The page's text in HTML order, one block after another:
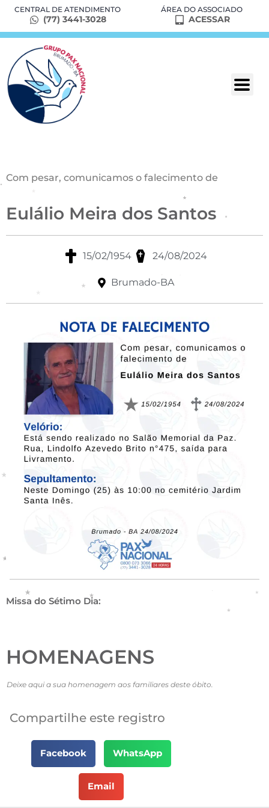
CENTRAL DE ATENDIMENTO
(77) 3441-3028
ÁREA DO ASSOCIADO
ACESSAR
Com pesar, comunicamos o falecimento de
Eulálio Meira dos Santos
15/02/1954 24/08/2024
Brumado-BA
Missa do Sétimo Dia:
HOMENAGENS
Deixe aqui a sua homenagem aos familiares deste óbito.
Compartilhe este registro
Facebook WhatsApp
Email